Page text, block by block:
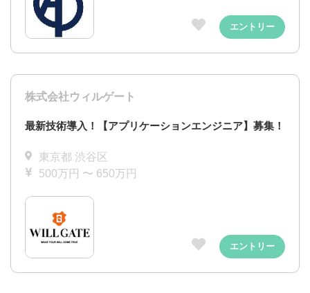
エントリー
株式会社ウィルゲート
最新技術導入！【アプリケーションエンジニア】募集！
東京都 渋谷区
500万円 〜 650万円
エントリー